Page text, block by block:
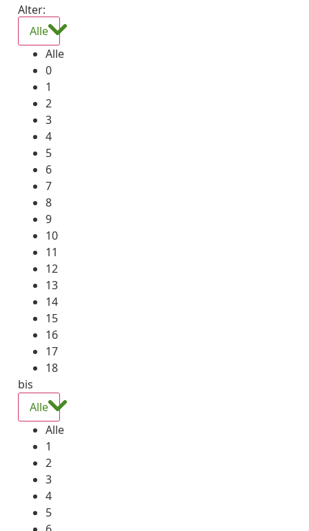
Alter:
Alle
Alle
0
1
2
3
4
5
6
7
8
9
10
11
12
13
14
15
16
17
18
bis
Alle
Alle
1
2
3
4
5